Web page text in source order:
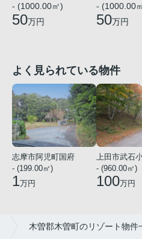
- (1000.00㎡)
50万円
- (1000.00
50万円
よく見られている物件
志摩市阿児町国府
- (199.00㎡)
1万円
上田市武石
- (960.00㎡)
100万円
木曽郡木曽町のリゾート物件